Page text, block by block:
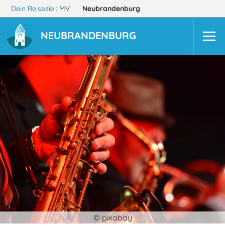
Dein Reiseziel: MV Neubrandenburg
NEUBRANDENBURG
© pixabay